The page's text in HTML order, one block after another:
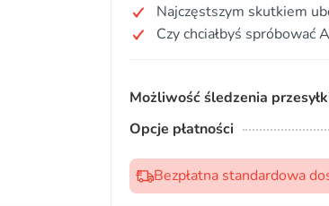
Najczęstszym skutkiem
Czy chciałbyś spróbować
Możliwość śledzenia
Opcje płatności
Bezpłatna standardowa